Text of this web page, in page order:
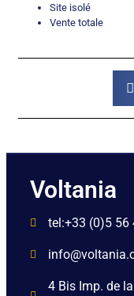
Site isolé
Vente totale
Voltania
tel:+33 (0)5 56
4 Bis Imp. de